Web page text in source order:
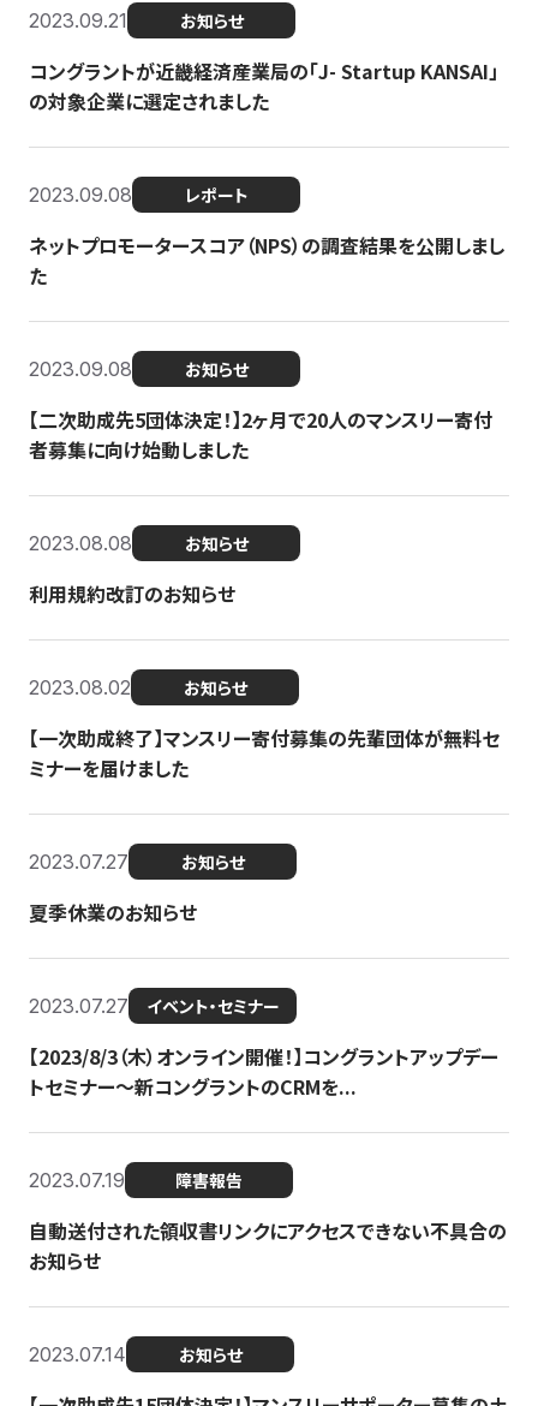
2023.09.21 お知らせ
コングラントが近畿経済産業局の「J- Startup KANSAI」
の対象企業に選定されました
2023.09.08 レポート
ネットプロモータースコア（NPS）の調査結果を公開しまし
た
2023.09.08 お知らせ
【二次助成先5団体決定！】2ヶ月で20人のマンスリー寄付
者募集に向け始動しました
2023.08.08 お知らせ
利用規約改訂のお知らせ
2023.08.02 お知らせ
【一次助成終了】マンスリー寄付募集の先輩団体が無料セ
ミナーを届けました
2023.07.27 お知らせ
夏季休業のお知らせ
2023.07.27 イベント・セミナー
【2023/8/3（木）オンライン開催！】コングラントアップデー
トセミナー〜新コングラントのCRMを...
2023.07.19 障害報告
自動送付された領収書リンクにアクセスできない不具合の
お知らせ
2023.07.14 お知らせ